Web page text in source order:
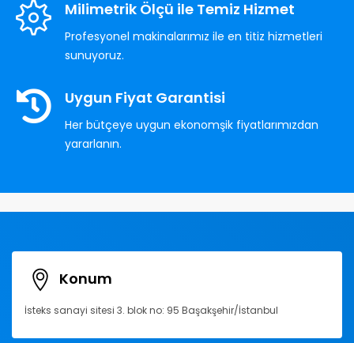
Milimetrik Ölçü ile Temiz Hizmet
Profesyonel makinalarımız ile en titiz hizmetleri
sunuyoruz.
Uygun Fiyat Garantisi
Her bütçeye uygun ekonomşik fiyatlarımızdan
yararlanın.
Konum
İsteks sanayi sitesi 3. blok no: 95 Başakşehir/İstanbul